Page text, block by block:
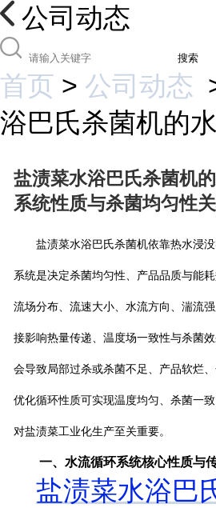
公司动态
搜索
首页 > 公司动态
浴巴氏杀菌机的
盐渍菜水浴巴氏杀菌机
系统性质与杀菌均匀性
盐渍菜水浴巴氏杀菌机依靠热水浸
系统是决定杀菌均匀性、产品品质与能
流场分布、流速大小、水流方向、湍流
接影响热量传递、温度场一致性与杀菌
会导致局部过杀或杀菌不足、产品软烂
优化循环性质可实现温度均匀、杀菌一
对盐渍菜工业化生产至关重要。
一、水流循环系统核心性质与
盐渍菜水浴巴